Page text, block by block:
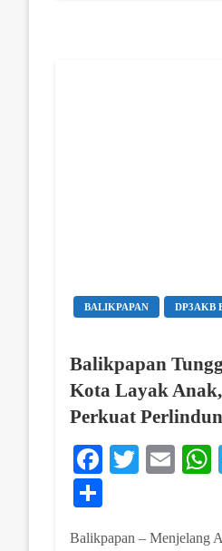
BALIKPAPAN DP3AKB
Balikpapan
Kota Layak
Perkuat
Facebook
Balikpapan – Menjelang